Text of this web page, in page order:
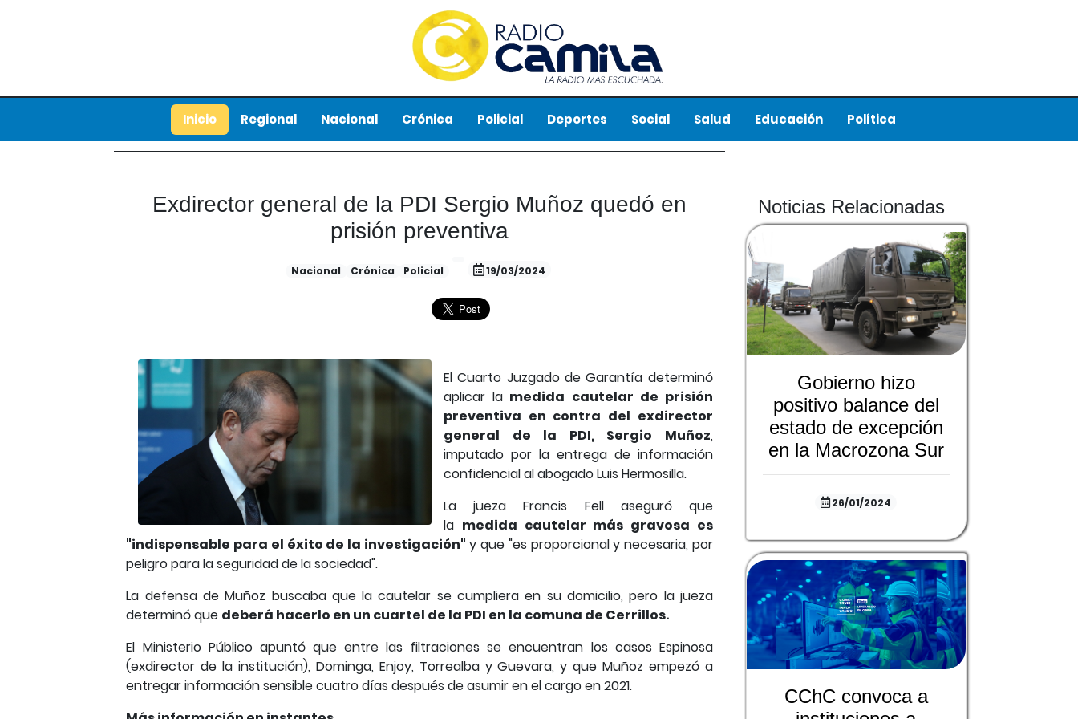
Inicio Regional Nacional Crónica Policial Deportes Social Salud Educación Política
Exdirector general de la PDI Sergio Muñoz quedó en
prisión preventiva
Nacional Crónica Policial 19/03/2024
El Cuarto Juzgado de Garantía determinó
aplicar la medida cautelar de prisión
preventiva en contra del exdirector
general de la PDI, Sergio Muñoz,
imputado por la entrega de información
confidencial al abogado Luis Hermosilla.
La jueza Francis Fell aseguró que
la medida cautelar más gravosa es
"indispensable para el éxito de la investigación" y que "es proporcional y necesaria, por
peligro para la seguridad de la sociedad".
La defensa de Muñoz buscaba que la cautelar se cumpliera en su domicilio, pero la jueza
determinó que deberá hacerlo en un cuartel de la PDI en la comuna de Cerrillos.
El Ministerio Público apuntó que entre las filtraciones se encuentran los casos Espinosa
(exdirector de la institución), Dominga, Enjoy, Torrealba y Guevara, y que Muñoz empezó a
entregar información sensible cuatro días después de asumir en el cargo en 2021.
Noticias Relacionadas
Gobierno hizo
positivo balance del
estado de excepción
en la Macrozona Sur
26/01/2024
CChC convoca a